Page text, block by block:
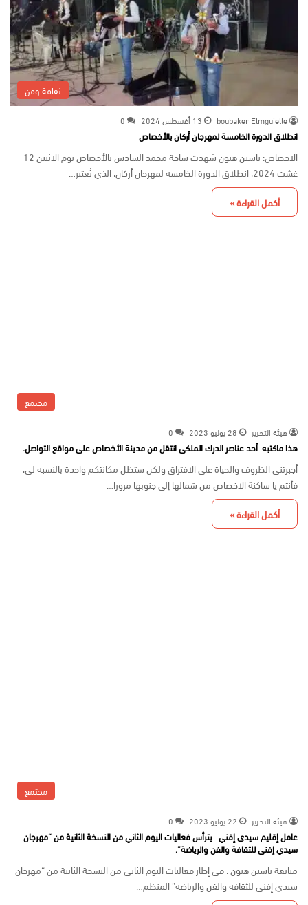
ثقافة وفن
boubaker Elmguielle 13 أغسطس 2024 0
انطلاق الدورة الخامسة لمهرجان أركان بالأخصاص
الاخصاص: ياسين هنون شهدت ساحة محمد السادس بالأخصاص يوم الاثنين 12
غشت 2024، انطلاق الدورة الخامسة لمهرجان أركان، الذي يُعتبر…
أكمل القراءة »
مجتمع
هيئة التحرير 28 يوليو 2023 0
هذا ماكتبه أحد عناصر الدرك الملكي انتقل من مدينة الأخصاص على مواقع التواصل.
أجبرتني الظروف والحياة على الافتراق ولكن ستظل مكانتكم واحدة بالنسبة لي،
فأنتم يا ساكنة الاخصاص من شمالها إلى جنوبها مرورا…
أكمل القراءة »
مجتمع
هيئة التحرير 22 يوليو 2023 0
عامل إقليم سيدي إفني يترأس فعاليات اليوم الثاني من النسخة الثانية من “مهرجان
سيدي إفني للثقافة والفن والرياضة”.
متابعة ياسين هنون . في إطار فعاليات اليوم الثاني من النسخة الثانية من “مهرجان
سيدي إفني للثقافة والفن والرياضة” المنظم…